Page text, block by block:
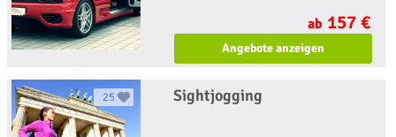
ab 157 €
Angebote anzeigen
25 Sightjogging